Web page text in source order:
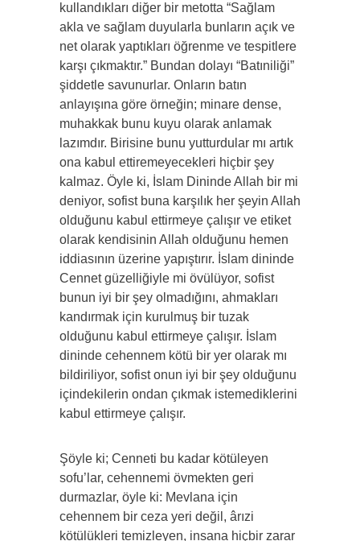
kullandıkları diğer bir metotta “Sağlam
akla ve sağlam duyularla bunların açık ve
net olarak yaptıkları öğrenme ve tespitlere
karşı çıkmaktır.” Bundan dolayı “Batıniliği”
şiddetle savunurlar. Onların batın
anlayışına göre örneğin; minare dense,
muhakkak bunu kuyu olarak anlamak
lazımdır. Birisine bunu yutturdular mı artık
ona kabul ettiremeyecekleri hiçbir şey
kalmaz. Öyle ki, İslam Dininde Allah bir mi
deniyor, sofist buna karşılık her şeyin Allah
olduğunu kabul ettirmeye çalışır ve etiket
olarak kendisinin Allah olduğunu hemen
iddiasının üzerine yapıştırır. İslam dininde
Cennet güzelliğiyle mi övülüyor, sofist
bunun iyi bir şey olmadığını, ahmakları
kandırmak için kurulmuş bir tuzak
olduğunu kabul ettirmeye çalışır. İslam
dininde cehennem kötü bir yer olarak mı
bildiriliyor, sofist onun iyi bir şey olduğunu
içindekilerin ondan çıkmak istemediklerini
kabul ettirmeye çalışır.
Şöyle ki; Cenneti bu kadar kötüleyen
sofu’lar, cehennemi övmekten geri
durmazlar, öyle ki: Mevlana için
cehennem bir ceza yeri değil, ârızi
kötülükleri temizleyen, insana hiçbir zarar